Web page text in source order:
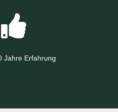
Jahre Erfahrung